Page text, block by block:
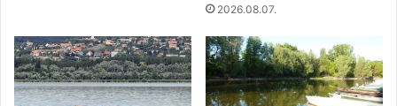
2026.08.07.